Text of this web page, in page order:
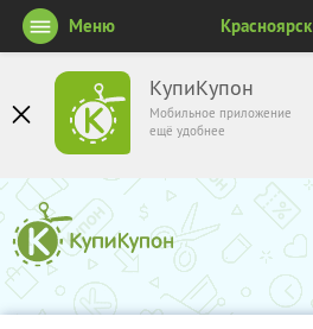
КупиКупон
Мобильное приложение
ещё удобнее
Меню Красноярск